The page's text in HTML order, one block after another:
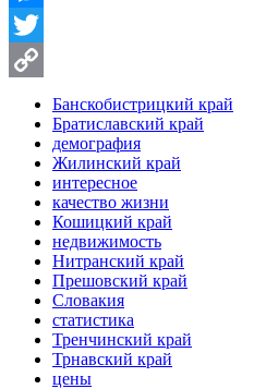
Messenger
Twitter
Link
Банскобистрицкий край
Братиславский край
демография
Жилинский край
интересное
качество жизни
Кошицкий край
недвижимость
Нитранский край
Прешовский край
Словакия
статистика
Тренчинский край
Трнавский край
цены